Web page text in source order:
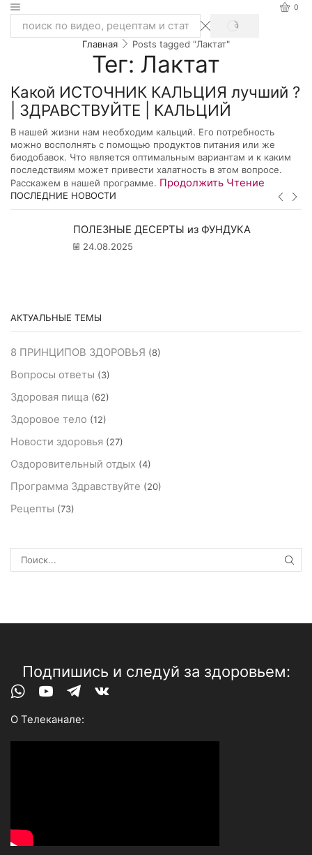
0
Search
SEARCH
Главная Posts tagged "Лактат"
Тег: Лактат
Какой ИСТОЧНИК КАЛЬЦИЯ лучший ?
| ЗДРАВСТВУЙТЕ | КАЛЬЦИЙ
В нашей жизни нам необходим кальций. Его потребность
можно восполнять с помощью продуктов питания или же
биодобавок. Что является оптимальным вариантам и к каким
последствиям может привести халатность в этом вопросе.
Расскажем в нашей программе. Продолжить Чтение
ПОСЛЕДНИЕ НОВОСТИ
ПОЛЕЗНЫЕ ДЕСЕРТЫ из ФУНДУКА
24.08.2025
АКТУАЛЬНЫЕ ТЕМЫ
8 ПРИНЦИПОВ ЗДОРОВЬЯ (8)
Вопросы ответы (3)
Здоровая пища (62)
Здоровое тело (12)
Новости здоровья (27)
Оздоровительный отдых (4)
Программа Здравствуйте (20)
Рецепты (73)
Подпишись и следуй за здоровьем:
Whatsapp
YoutubeTelegram
О Телеканале: